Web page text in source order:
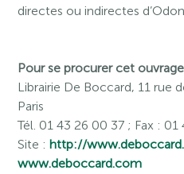
directes ou indirectes
Pour se procurer cet ouvrage
Librairie De Boccard, 11 rue
Paris
Tél. 01 43 26 00 37 ; Fax : 01
Site :http://
www.deboccard.com